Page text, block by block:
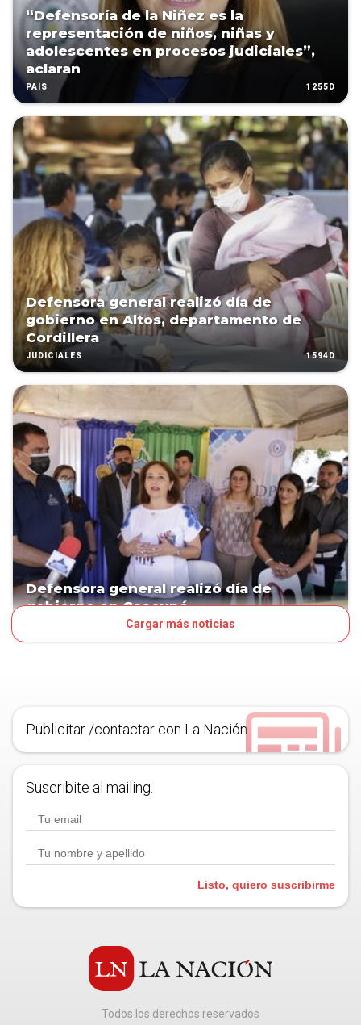
“Defensoría de la Niñez es la
representación de niños, niñas y
adolescentes en procesos judiciales”,
aclaran
PAÍS 1255D
Defensora general realizó día de
gobierno en Altos, departamento de
Cordillera
JUDICIALES 1594D
Defensora general realizó día de
gobierno en Caacupé
Cargar más noticias
Publicitar /contactar con La Nación
Suscribite al mailing.
Listo, quiero suscribirme
Todos los derechos reservados